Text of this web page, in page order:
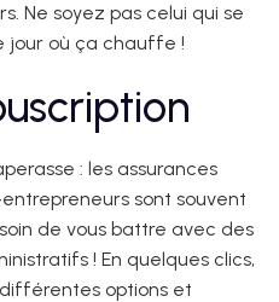
Ne soyez pas celui qui se
jour où ça chauffe !
: les assurances
sont souvent
de vous battre avec des
! En quelques clics,
options et